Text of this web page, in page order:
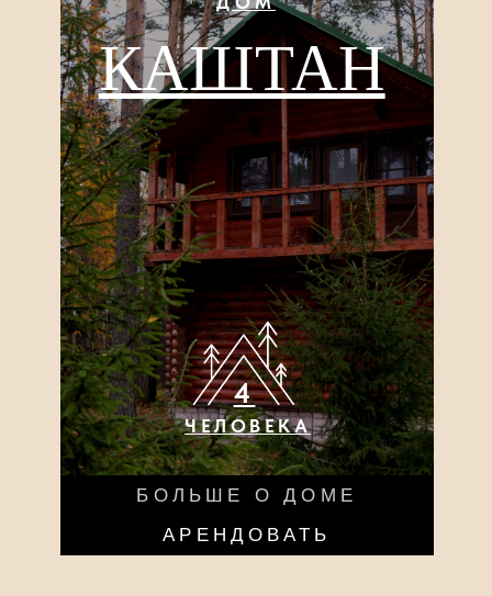
АРЕНДОВАТЬ
БОЛЬШЕ О ДОМЕ
8
ЧЕЛОВЕК